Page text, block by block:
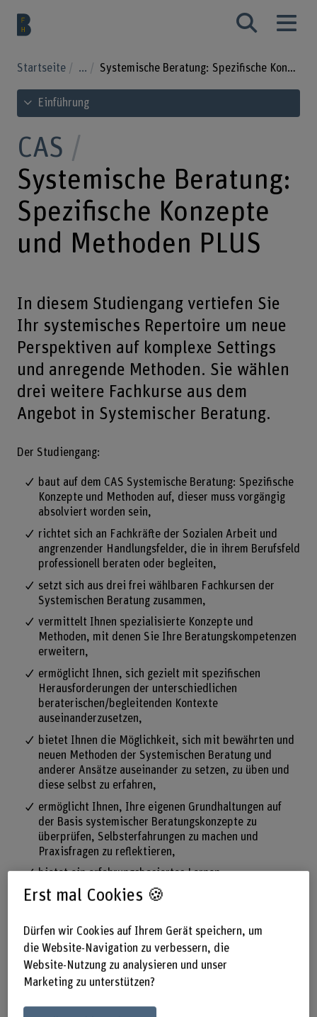
Startseite ... Systemische Beratung: Spezifische Konzepte und Methoden PLUS
Inhaltsverzeichnis ansehen
Einführung
CAS
Systemische Beratung:
Spezifische Konzepte
und Methoden PLUS
In diesem Studiengang vertiefen Sie
Ihr systemisches Repertoire um neue
Perspektiven auf komplexe Settings
und anregende Methoden. Sie wählen
drei weitere Fachkurse aus dem
Angebot in Systemischer Beratung.
Der Studiengang:
baut auf dem CAS Systemische Beratung: Spezifische
Konzepte und Methoden auf, dieser muss vorgängig
absolviert worden sein,
richtet sich an Fachkräfte der Sozialen Arbeit und
angrenzender Handlungsfelder, die in ihrem Berufsfeld
professionell beraten oder begleiten,
setzt sich aus drei frei wählbaren Fachkursen der
Systemischen Beratung zusammen,
vermittelt Ihnen spezialisierte Konzepte und
Methoden, mit denen Sie Ihre Beratungskompetenzen
erweitern,
ermöglicht Ihnen, sich gezielt mit spezifischen
Herausforderungen der unterschiedlichen
beraterischen/begleitenden Kontexte
auseinanderzusetzen,
bietet Ihnen die Möglichkeit, sich mit bewährten und
neuen Methoden der Systemischen Beratung und
anderer Ansätze auseinander zu setzen, zu üben und
diese selbst zu erfahren,
ermöglicht Ihnen, Ihre eigenen Grundhaltungen auf
der Basis systemischer Beratungskonzepte zu
überprüfen, Selbsterfahrungen zu machen und
Praxisfragen zu reflektieren,
bietet ein erfahrungsbasiertes Lernen
wissenschaftlich fundierter Methoden und Ansätze für
eine konstruktive und wirksame Prozessgestaltung in
Erst mal Cookies 🍪
Dürfen wir Cookies auf Ihrem Gerät speichern, um
die Website-Navigation zu verbessern, die
Website-Nutzung zu analysieren und unser
Marketing zu unterstützen?